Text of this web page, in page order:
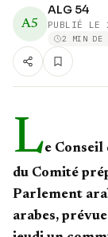
A5
ALG 54
PUBLIÉ LE
2 MIN DE
Le
du Comité
Parlement
arabes,